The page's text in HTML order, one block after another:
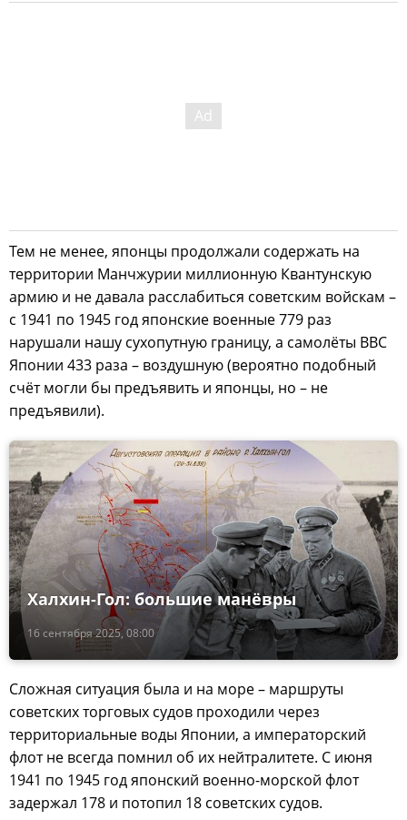
Тем не менее, японцы продолжали содержать на
территории Манчжурии миллионную Квантунскую
армию и не давала расслабиться советским войскам –
с 1941 по 1945 год японские военные 779 раз
нарушали нашу сухопутную границу, а самолёты ВВС
Японии 433 раза – воздушную (вероятно подобный
счёт могли бы предъявить и японцы, но – не
предъявили).
16 сентября 2025, 08:00
Халхин-Гол: большие манёвры
Сложная ситуация была и на море – маршруты
советских торговых судов проходили через
территориальные воды Японии, а императорский
флот не всегда помнил об их нейтралитете. С июня
1941 по 1945 год японский военно-морской флот
задержал 178 и потопил 18 советских судов.